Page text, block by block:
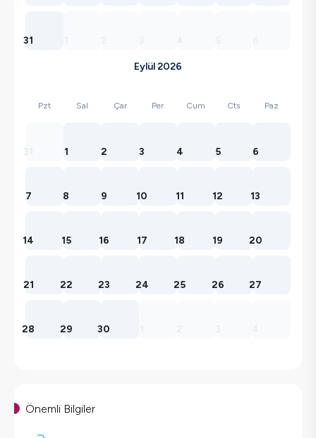
31
Eylül 2026
Pzt Sal Çar Per Cum Cts Paz
1 2 3 4 5 6
7 8 9 10 11 12 13
14 15 16 17 18 19 20
21 22 23 24 25 26 27
28 29 30
Önemli Bilgiler